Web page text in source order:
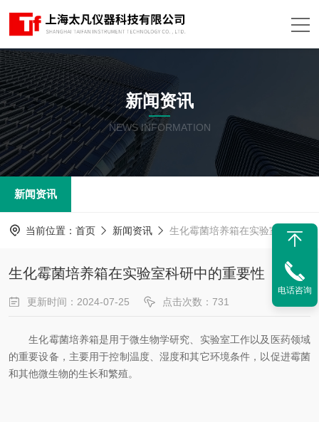
新闻资讯
NEWS INFORMATION
新闻资讯
当前位置： 首页 新闻资讯 生化霉菌培养箱在实验室科研中的重要性
生化霉菌培养箱在实验室科研中的重要性
更新时间：2024-07-25 点击次数：731
生化霉菌培养箱是用于微生物学研究、实验室工作以及医药领域
的重要设备，主要用于控制温度、湿度和其它环境条件，以促进霉菌
和其他微生物的生长和繁殖。
电话咨询